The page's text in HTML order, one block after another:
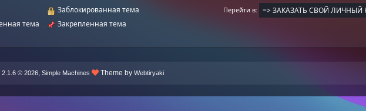
Перейти в
тема
Заблокированная тема
Закрепленная тема
2.1.6 © 2026 ,Simple Machines Theme byWebtiryaki